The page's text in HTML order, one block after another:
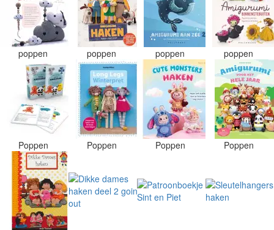
poppen poppen poppen poppen
Poppen Poppen Poppen Poppen